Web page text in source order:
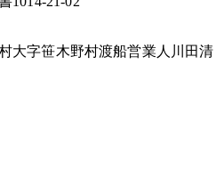
大字笹木野村渡船営業人川田清